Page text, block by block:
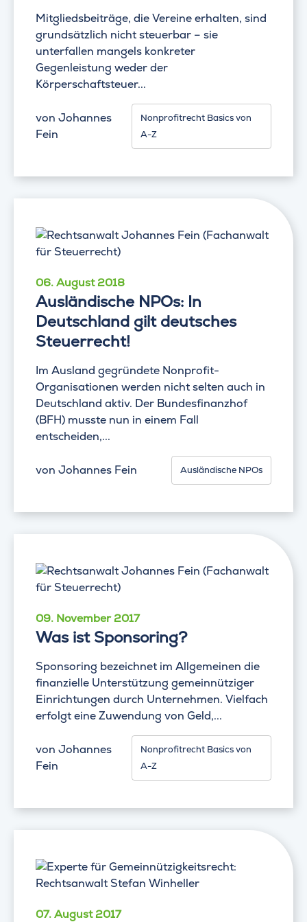
Mitgliedsbeiträge, die Vereine erhalten, sind
grundsätzlich nicht steuerbar – sie
unterfallen mangels konkreter
Gegenleistung weder der
Körperschaftsteuer...
von Johannes
Fein
Nonprofitrecht Basics von
A-Z
06. August 2018
Ausländische NPOs: In
Deutschland gilt deutsches
Steuerrecht!
Im Ausland gegründete Nonprofit-
Organisationen werden nicht selten auch in
Deutschland aktiv. Der Bundesfinanzhof
(BFH) musste nun in einem Fall
entscheiden,...
von Johannes Fein Ausländische NPOs
09. November 2017
Was ist Sponsoring?
Sponsoring bezeichnet im Allgemeinen die
finanzielle Unterstützung gemeinnütziger
Einrichtungen durch Unternehmen. Vielfach
erfolgt eine Zuwendung von Geld,...
von Johannes
Fein
Nonprofitrecht Basics von
A-Z
07. August 2017